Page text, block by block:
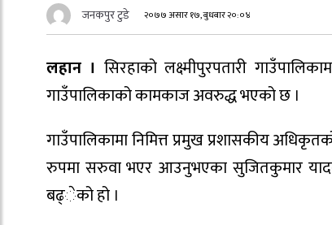
जनकपुर टुडे २०७७ असार १७, बुधबार २०:०४
लहान ।सिरहाको लक्ष्मीपुरपतारी
गाउँपालिकाको कामकाज अवरुद्ध भएको छ ।
गाउँपालिकामा निमित्त प्रमुख प्रशासकीय
रुपमा सरुवा भएर आउनुभएका सुजितकुमार
बढ्ेको हो ।